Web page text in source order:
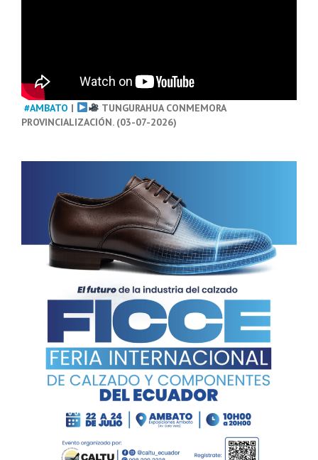
#AMBATO |
TUNGURAHUA CONMEMORA
PROVINCIALIZACIÓN. (03-07-2026)